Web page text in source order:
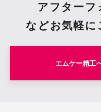
アフターフ
などお気軽に
エムケー精工